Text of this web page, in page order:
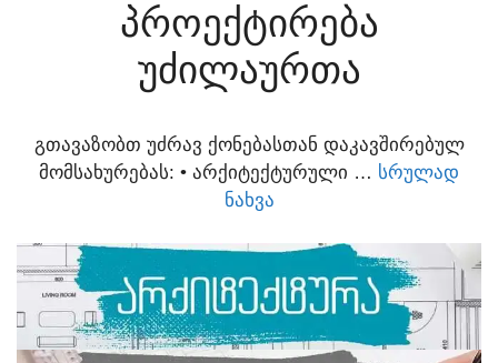
ᲞᲠᲝᲔᲥᲢᲘᲠᲔᲑᲐ
ᲣᲫᲘᲚᲐᲣᲠᲗᲐ
ᲒᲗᲐᲕᲐᲖᲝᲑᲗ ᲣᲫᲠᲐᲕ ᲥᲝᲜᲔᲑᲐᲡᲗᲐᲜ ᲓᲐᲙᲐᲕᲨᲘᲠᲔᲑᲣᲚ
ᲛᲝᲛᲡᲐᲮᲣᲠᲔᲑᲐᲡ:​ • ᲐᲠᲥᲘᲢᲔᲥᲢᲣᲠᲣᲚᲘ … ᲡᲠᲣᲚᲐᲓ
ᲜᲐᲮᲕᲐ